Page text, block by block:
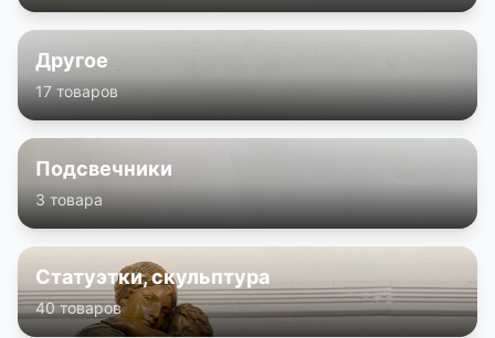
ДОСТАВКА И ОПЛАТА
Другое
17 товаров
Подсвечники
3 товара
Статуэтки, скульптура
40 товаров